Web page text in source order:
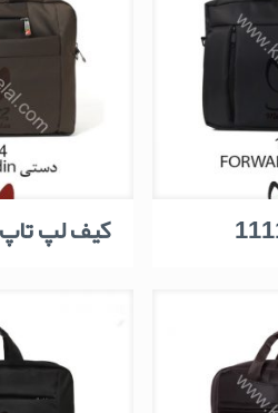
کیف لپ تاپ 11104